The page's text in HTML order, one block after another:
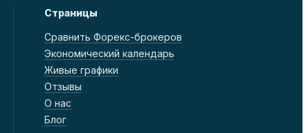
Страницы
Сравнить Форекс-брокеров
Экономический календарь
Живые графики
Отзывы
О нас
Блог